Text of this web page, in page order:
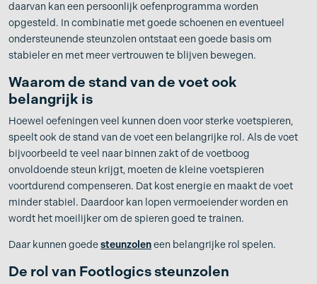
daarvan kan een persoonlijk oefenprogramma worden
opgesteld. In combinatie met goede schoenen en eventueel
ondersteunende steunzolen ontstaat een goede basis om
stabieler en met meer vertrouwen te blijven bewegen.
Waarom de stand van de voet ook
belangrijk is
Hoewel oefeningen veel kunnen doen voor sterke voetspieren,
speelt ook de stand van de voet een belangrijke rol. Als de voet
bijvoorbeeld te veel naar binnen zakt of de voetboog
onvoldoende steun krijgt, moeten de kleine voetspieren
voortdurend compenseren. Dat kost energie en maakt de voet
minder stabiel. Daardoor kan lopen vermoeiender worden en
wordt het moeilijker om de spieren goed te trainen.
Daar kunnen goedesteunzoleneen belangrijke rol spelen.
De rol van Footlogics steunzolen